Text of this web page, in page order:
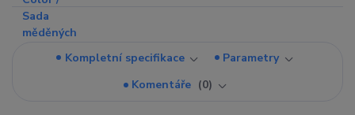
Kompletní specifikace
Parametry
Komentáře
0